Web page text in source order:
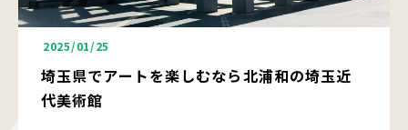
2025/01/25
埼玉県でアートを楽しむなら北浦和の埼玉近
代美術館